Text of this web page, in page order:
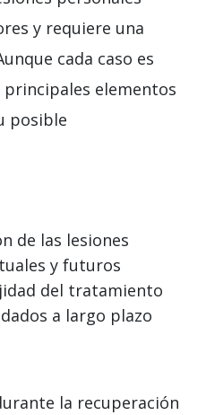
y requiere una
cada caso es
elementos
posible
de las lesiones
y futuros
del tratamiento
a largo plazo
la recuperación